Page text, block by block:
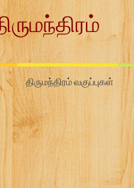
திருமந்திரம் வகுப்புகள்